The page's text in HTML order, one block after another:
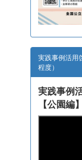
実践事例活用
程度）
実践事例
【公園編】